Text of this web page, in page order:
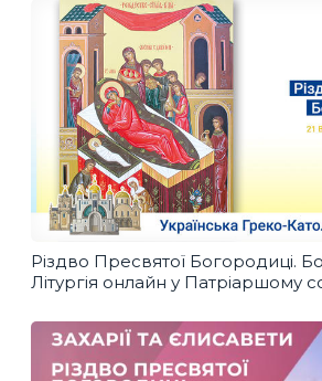
Різдво Пресвятої Богородиці.
Літургія онлайн у Патріаршому